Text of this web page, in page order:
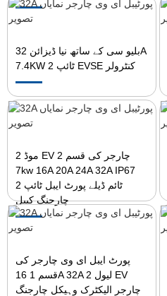
بلیو سی کے ساتھ نیا ڈیزائن 32A
7.4KW ٹائپ 2 EVSE کنٹرولر
موڈ 2 EV چارجر کی قسم 2
7kw 16A 20A 24A 32A IP67
ٹائم ڈیلے پورٹ ایبل ٹائپ 2
چارجنگ کیبل
پورٹ ایبل ای وی چارجر کی
قسم 1 16A 32A لیول 2 EV
چارجر الیکٹرک وہیکل چارجنگ